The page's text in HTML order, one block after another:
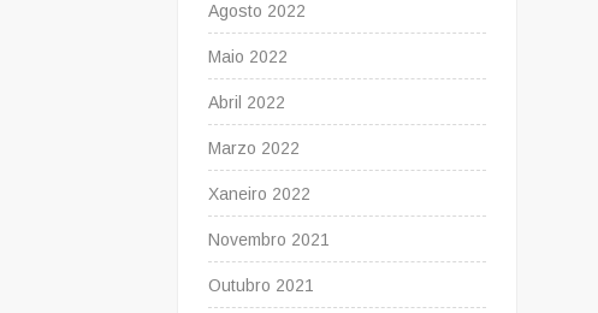
Agosto 2022
Maio 2022
Abril 2022
Marzo 2022
Xaneiro 2022
Novembro 2021
Outubro 2021